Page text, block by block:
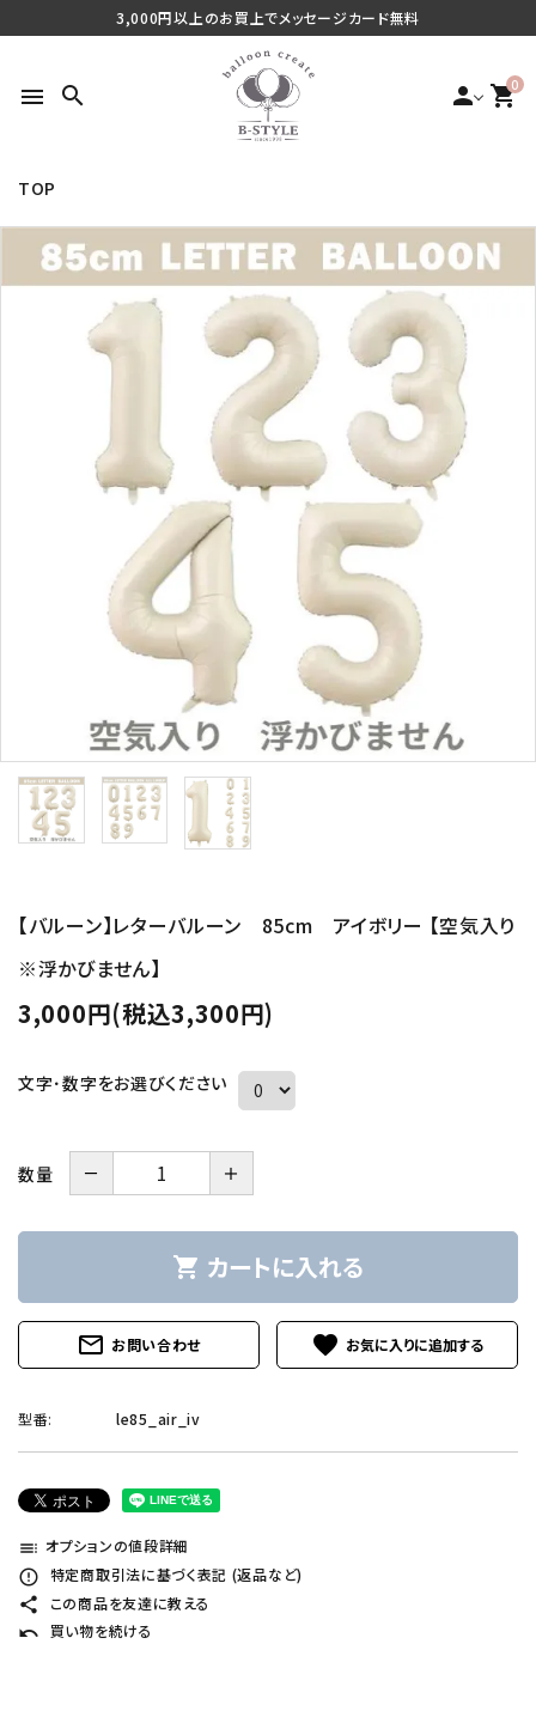
3,000円以上のお買上でメッセージカード無料
menu search person 0
shopping_cart
最近チェックした商品
商品タイプから探す
価格から探す
ガイドライン
meeting_room ログイン person 新規会員登録
TOP
【バルーン】レターバルーン 85cm アイボリー 【空気入り
※浮かびません】
3,000円(税込3,300円)
文字･数字をお選びください
数量 － ＋
shopping_cart カートに入れる
mail_outline お問い合わせ favorite
型番: le85_air_iv
toc オプションの値段詳細
error_outline 特定商取引法に基づく表記 (返品など)
share この商品を友達に教える
undo 買い物を続ける